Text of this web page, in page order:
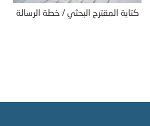
كتابة المقترح البحثي / خطة الرسالة